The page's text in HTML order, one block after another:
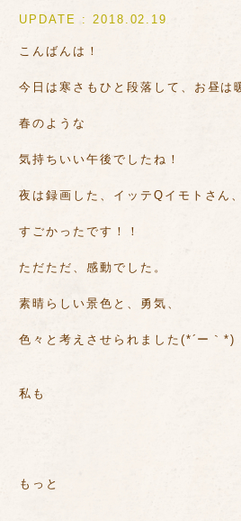
UPDATE : 2018.02.19
こんばんは！
今日は寒さもひと段落して、お昼は
春のような
気持ちいい午後でしたね！
夜は録画した、イッテQイモトさん
すごかったです！！
ただただ、感動でした。
素晴らしい景色と、勇気、
色々と考えさせられました(*´ー｀*)
私も
もっと